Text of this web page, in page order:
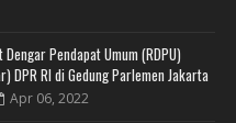
Pendapat Umum (RDPU)
DPR RI di Gedung Parlemen Jakarta
Apr 06, 2022